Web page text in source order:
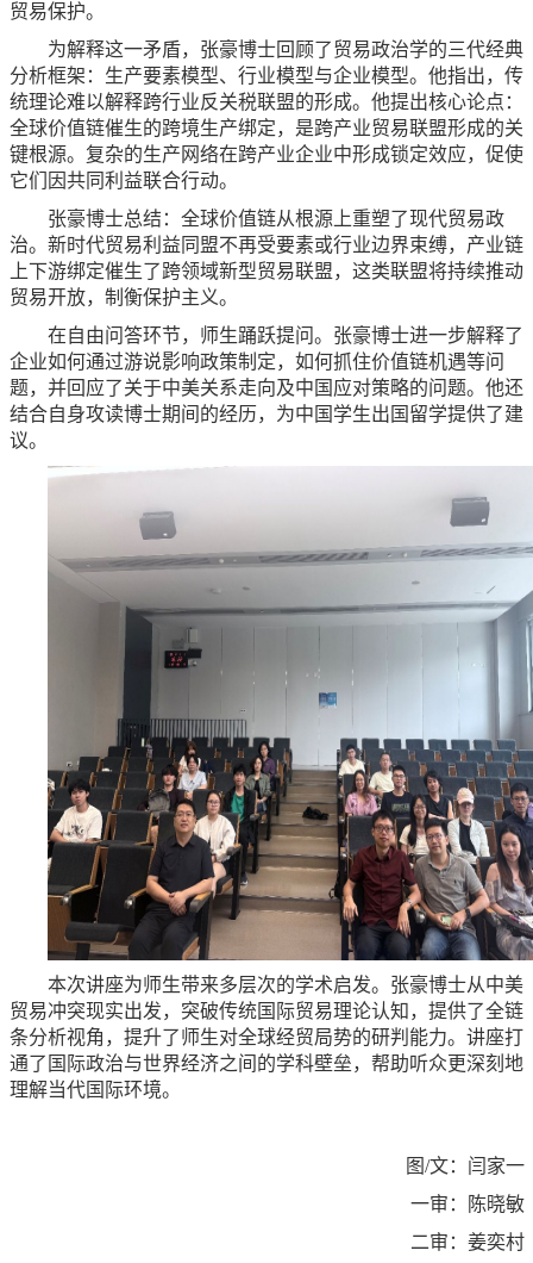
贸易保护。
为解释这一矛盾，张豪博士回顾了贸易政治学的三代经典
分析框架：生产要素模型、行业模型与企业模型。他指出，传
统理论难以解释跨行业反关税联盟的形成。他提出核心论点：
全球价值链催生的跨境生产绑定，是跨产业贸易联盟形成的关
键根源。复杂的生产网络在跨产业企业中形成锁定效应，促使
它们因共同利益联合行动。
张豪博士总结：全球价值链从根源上重塑了现代贸易政
治。新时代贸易利益同盟不再受要素或行业边界束缚，产业链
上下游绑定催生了跨领域新型贸易联盟，这类联盟将持续推动
贸易开放，制衡保护主义。
在自由问答环节，师生踊跃提问。张豪博士进一步解释了
企业如何通过游说影响政策制定，如何抓住价值链机遇等问
题，并回应了关于中美关系走向及中国应对策略的问题。他还
结合自身攻读博士期间的经历，为中国学生出国留学提供了建
议。
本次讲座为师生带来多层次的学术启发。张豪博士从中美
贸易冲突现实出发，突破传统国际贸易理论认知，提供了全链
条分析视角，提升了师生对全球经贸局势的研判能力。讲座打
通了国际政治与世界经济之间的学科壁垒，帮助听众更深刻地
理解当代国际环境。
图/文：闫家一
一审：陈晓敏
二审：姜奕村